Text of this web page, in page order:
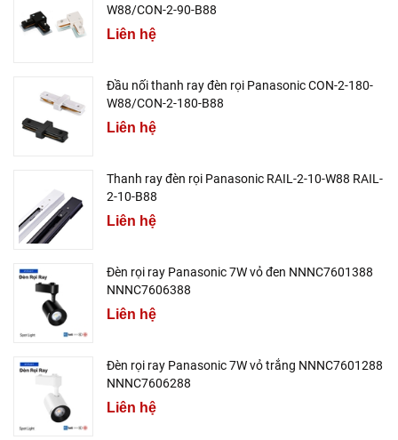
W88/CON-2-90-B88
Liên hệ
Đầu nối thanh ray đèn rọi Panasonic CON-2-180-
W88/CON-2-180-B88
Liên hệ
Thanh ray đèn rọi Panasonic RAIL-2-10-W88 RAIL-
2-10-B88
Liên hệ
Đèn rọi ray Panasonic 7W vỏ đen NNNC7601388
NNNC7606388
Liên hệ
Đèn rọi ray Panasonic 7W vỏ trắng NNNC7601288
NNNC7606288
Liên hệ